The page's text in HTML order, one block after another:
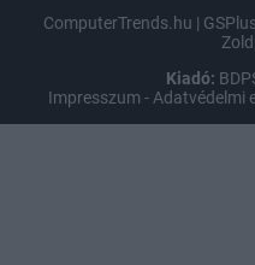
ComputerTrends.hu |
Kiadó:
Impresszum - Adatvédelmi